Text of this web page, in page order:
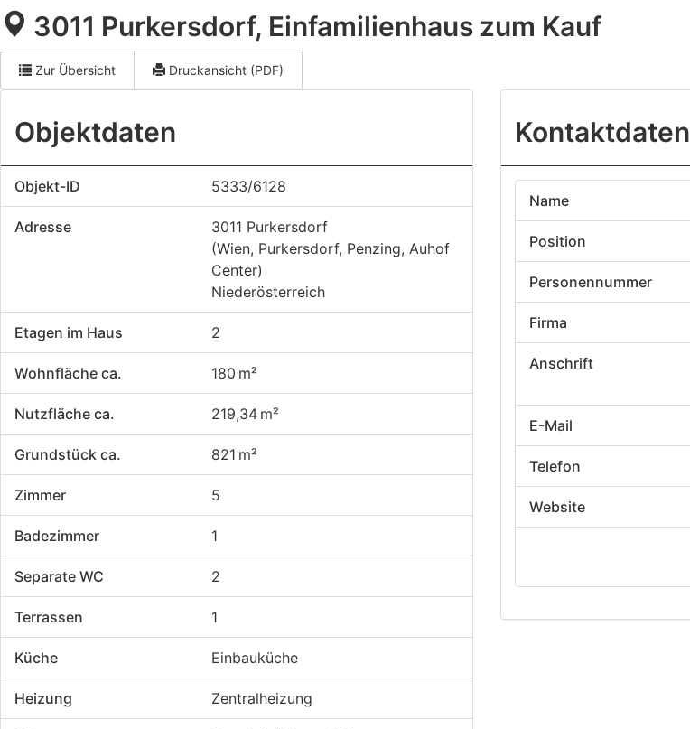
3011 Purkersdorf, Einfamilienhaus zum Kauf
Zur Übersicht Druckansicht (PDF)
Kontaktdaten
Name
Position
Personennummer
Firma
Anschrift
E-Mail
Telefon
Website
Objektdaten
Objekt-ID 5333/6128
Adresse
3011 Purkersdorf
(Wien, Purkersdorf, Penzing, Auhof
Center)
Niederösterreich
Etagen im Haus 2
Wohnfläche ca. 180 m²
Nutzfläche ca. 219,34 m²
Grund­stück ca. 821 m²
Zimmer 5
Badezimmer 1
Separate WC 2
Terrassen 1
Küche Einbauküche
Heizung Zentralheizung